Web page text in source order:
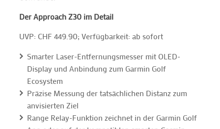
Der Approach Z30 im Detail
UVP: CHF 449.90; Verfügbarkeit: ab sofort
Smarter Laser-Entfernungsmesser mit OLED-
Display und Anbindung zum Garmin Golf
Ecosystem
Präzise Messung der tatsächlichen Distanz zum
anvisierten Ziel
Range Relay-Funktion zeichnet in der Garmin Golf